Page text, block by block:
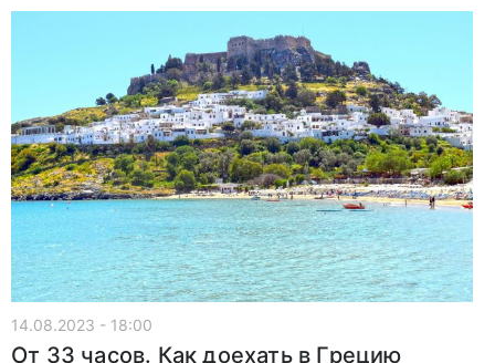
14.08.2023 - 18:00
От 33 часов. Как доехать в Грецию